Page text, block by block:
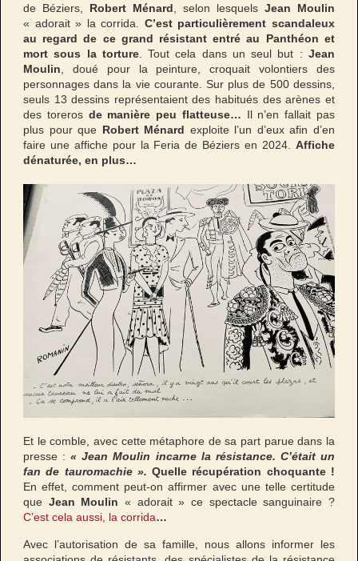
de Béziers, Robert Ménard , selon lesquels Jean Moulin
« adorait » la corrida. C’est particulièrement scandaleux
au regard de ce grand résistant entré au Panthéon et
mort sous la torture. Tout cela dans un seul but : Jean
Moulin , doué pour la peinture, croquait volontiers des
personnages dans la vie courante. Sur plus de 500 dessins,
seuls 13 dessins représentaient des habitués des arènes et
des torerosde manière peu flatteuse… Il n’en fallait pas
plus pour que Robert Ménard exploite l’un d’eux afin d’en
faire une affiche pour la Feria de Béziers en 2024. Affiche
dénaturée, en plus…
Et le comble, avec cette métaphore de sa part parue dans la
presse :« Jean Moulin incarne la résistance. C’était un
fan de tauromachie ».Quelle récupération choquante !
En effet, comment peut-on affirmer avec une telle certitude
que Jean Moulin« adorait » ce spectacle sanguinaire ?
C’est cela aussi, la corrida…
Avec l’autorisation de sa famille, nous allons informer les